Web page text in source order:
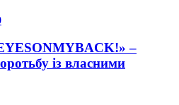
–
із власними